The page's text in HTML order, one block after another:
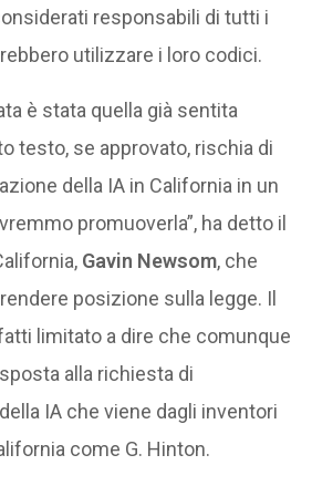
responsabili di tutti i
utilizzare i loro codici.
è stata quella già sentita
testo, se approvato, rischia di
della IA in California in un
promuoverla”, ha detto il
Gavin Newsom, che
posizione sulla legge. Il
limitato a dire che comunque
alla richiesta di
IA che viene dagli inventori
come G. Hinton.